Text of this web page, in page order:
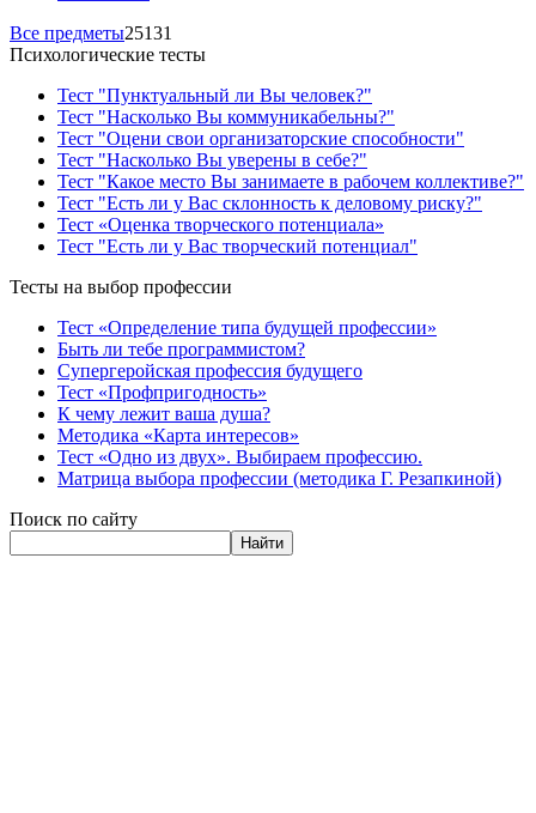
Все предметы25131
Психологические тесты
Тест "Пунктуальный ли Вы человек?"
Тест "Насколько Вы коммуникабельны?"
Тест "Оцени свои организаторские способности"
Тест "Насколько Вы уверены в себе?"
Тест "Какое место Вы занимаете в рабочем коллективе?"
Тест "Есть ли у Вас склонность к деловому риску?"
Тест «Оценка творческого потенциала»
Тест "Есть ли у Вас творческий потенциал"
Тесты на выбор профессии
Тест «Определение типа будущей профессии»
Быть ли тебе программистом?
Супергеройская профессия будущего
Тест «Профпригодность»
К чему лежит ваша душа?
Методика «Карта интересов»
Тест «Одно из двух». Выбираем профессию.
Матрица выбора профессии (методика Г. Резапкиной)
Поиск по сайту
Найти